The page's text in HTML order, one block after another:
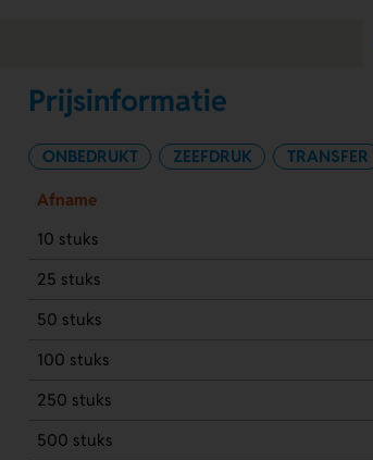
Prijsinformatie
ONBEDRUKT ZEEFDRUK TRANSFER
Afname
10 stuks
25 stuks
50 stuks
100 stuks
250 stuks
500 stuks